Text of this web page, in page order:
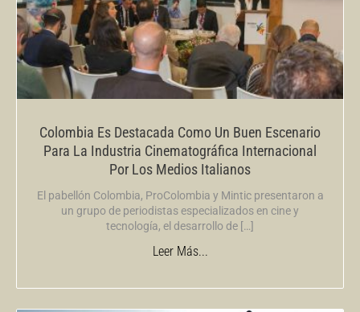
Colombia Es Destacada Como Un Buen Escenario
Para La Industria Cinematográfica Internacional
Por Los Medios Italianos
El pabellón Colombia, ProColombia y Mintic presentaron a
un grupo de periodistas especializados en cine y
tecnología, el desarrollo de […]
Leer Más...